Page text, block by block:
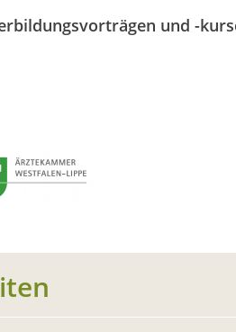
und -